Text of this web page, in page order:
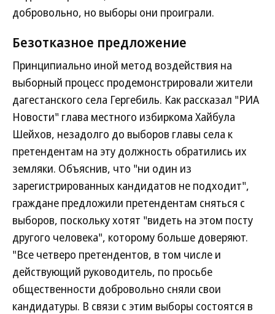
добровольно, но выборы они проиграли.
Безотказное предложение
Принципиально иной метод воздействия на
выборный процесс продемонстрировали жители
дагестанского села Гергебиль. Как рассказал "РИА
Новости" глава местного избиркома Хайбула
Шейхов, незадолго до выборов главы села к
претендентам на эту должность обратились их
земляки. Объяснив, что "ни один из
зарегистрированных кандидатов не подходит",
граждане предложили претендентам сняться с
выборов, поскольку хотят "видеть на этом посту
другого человека", которому больше доверяют.
"Все четверо претендентов, в том числе и
действующий руководитель, по просьбе
общественности добровольно сняли свои
кандидатуры. В связи с этим выборы состоятся в